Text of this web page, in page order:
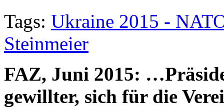
Tags: Ukraine 2015 -
Steinmeier
FAZ, Juni 2015:
gewillter, sich für die